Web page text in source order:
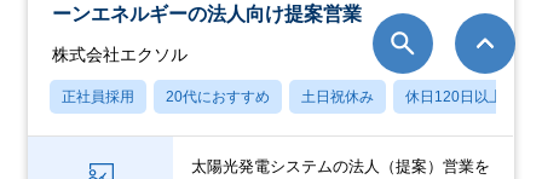
ーンエネルギーの法人向け提案営業
株式会社エクソル
正社員採用 20代におすすめ 土日祝休み 休日120日以上
太陽光発電システムの法人（提案）営業を